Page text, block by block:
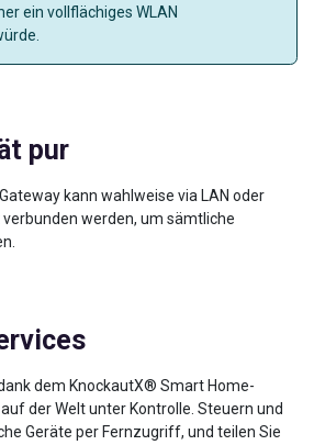
ein vollflächiges WLAN
pur
kann wahlweise via LAN oder
werden, um sämtliche
dem KnockautX® Smart Home-
der Welt unter Kontrolle. Steuern und
Geräte per Fernzugriff, und teilen Sie